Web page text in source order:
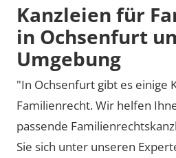
Kanzleien für
in Ochsenfurt
Umgebung
"In Ochsenfurt gibt es einige
Familienrecht. Wir helfen
passende
Sie sich unter unseren